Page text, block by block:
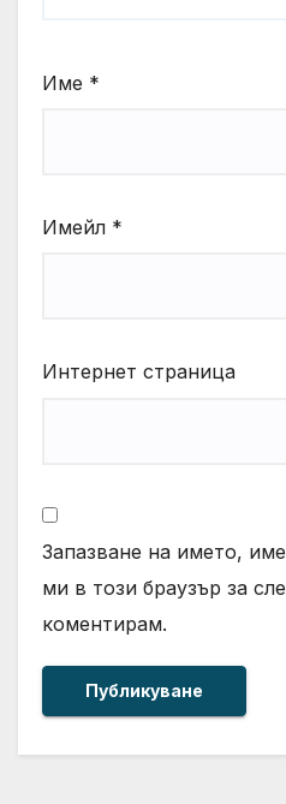
Име *
Имейл *
Интернет страница
Запазване на името,
ми в този браузър за
коментирам.